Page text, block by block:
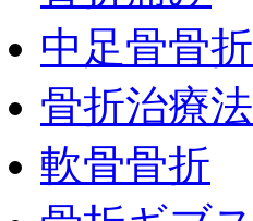
中足骨骨折
骨折治療法
軟骨骨折